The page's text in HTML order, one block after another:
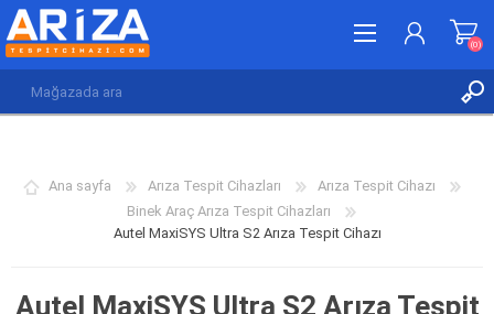
(0)
(0)
Ana sayfa Arıza Tespit Cihazları
Arıza Tespit Cihazı
Binek Araç Arıza Tespit Cihazları
Autel MaxiSYS Ultra S2 Arıza Tespit Cihazı
Autel MaxiSYS Ultra S2 Arıza Tespit